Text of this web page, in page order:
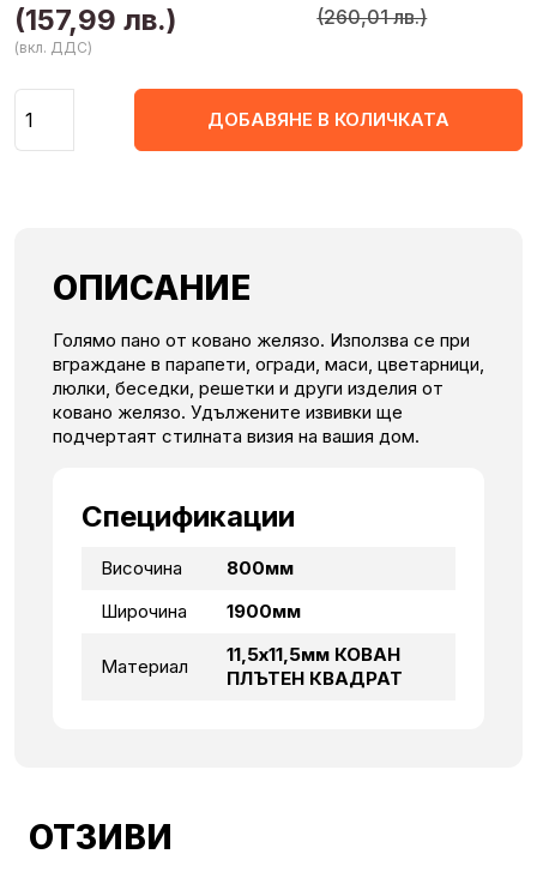
(260,01 лв.)
(157,99 лв.)
(вкл. ДДС)
ДОБАВЯНЕ В КОЛИЧКАТА
ОПИСАНИЕ
Голямо пано от ковано желязо. Използва се при
вграждане в парапети, огради, маси, цветарници,
люлки, беседки, решетки и други изделия от
ковано желязо. Удължените извивки ще
подчертаят стилната визия на вашия дом.
Спецификации
Височина
800мм
Широчина
1900мм
Материал
11,5х11,5мм КОВАН
ПЛЪТЕН КВАДРАТ
ОТЗИВИ